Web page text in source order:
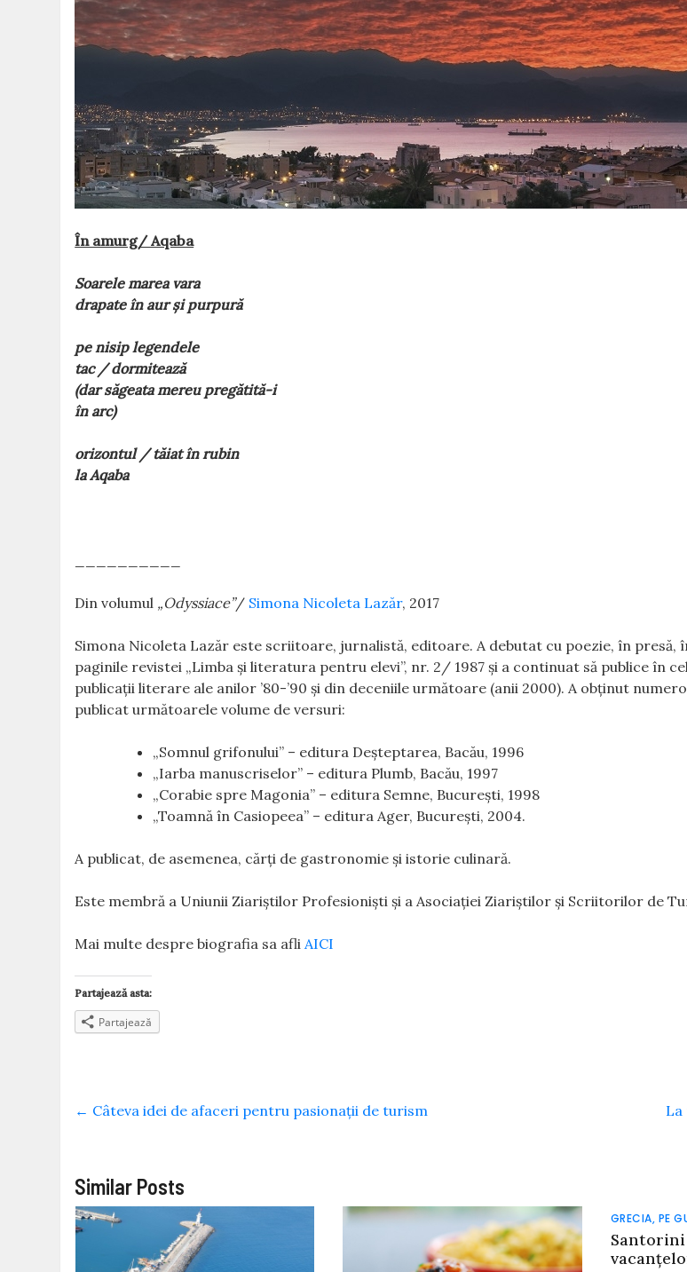
În amurg/ Aqaba
Soarele marea vara
drapate în aur și purpură
pe nisip legendele
tac / dormitează
(dar săgeata mereu pregătită-i
în arc)
orizontul / tăiat în rubin
la Aqaba
Din volumul „Odyssiace”/ Simona Nicoleta Lazăr, 2017
Simona Nicoleta Lazăr este scriitoare, jurnalistă, editoare. A debutat cu poezie, în presă,
paginile revistei „Limba și literatura pentru elevi”, nr. 2/ 1987 și a continuat să publice în
publicații literare ale anilor ’80-’90 și din deceniile următoare (anii 2000). A obținut
publicat următoarele volume de versuri:
„Somnul grifonului” – editura Deșteptarea, Bacău, 1996
„Iarba manuscriselor” – editura Plumb, Bacău, 1997
„Corabie spre Magonia” – editura Semne, București, 1998
„Toamnă în Casiopeea” – editura Ager, București, 2004.
A publicat, de asemenea, cărți de gastronomie și istorie culinară.
Este membră a Uniunii Ziariștilor Profesioniști și a Asociației Ziariștilor și Scriitorilor de
Mai multe despre biografia sa afliAICI
Partajează asta:
Partajează
← Câteva idei de afaceri pentru pasionații de turism
Similar Posts
GRECIA, PE